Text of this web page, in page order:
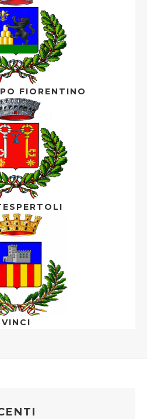
FIORENTINO
VINCI